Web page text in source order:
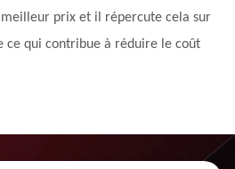
prix et il répercute cela sur
ce qui contribue à réduire le coût